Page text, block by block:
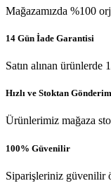
Mağazamızda %100
14 Gün İade Garantisi
Satın alınan ürünlerde
Hızlı ve Stoktan Gönderim
Ürünlerimiz mağaza
100% Güvenilir
Siparişleriniz güvenilir